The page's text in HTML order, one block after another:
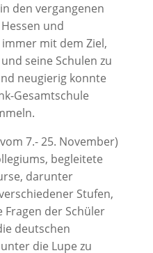
den vergangenen
und
mit dem Ziel,
seine Schulen zu
neugierig konnte
Gesamtschule
7.- 25. November)
begleitete
darunter
Stufen,
der Schüler
deutschen
die Lupe zu